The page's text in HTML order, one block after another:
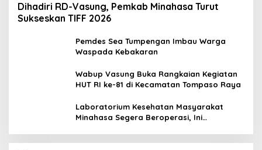
Dihadiri RD-Vasung, Pemkab Minahasa Turut
Sukseskan TIFF 2026
Pemdes Sea Tumpengan Imbau Warga
Waspada Kebakaran
Wabup Vasung Buka Rangkaian Kegiatan
HUT RI ke-81 di Kecamatan Tompaso Raya
Laboratorium Kesehatan Masyarakat
Minahasa Segera Beroperasi, Ini